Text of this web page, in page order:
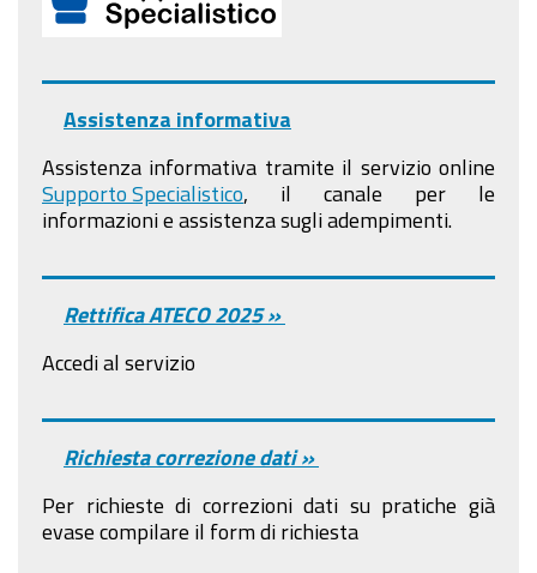
Assistenza informativa
Assistenza informativa tramite il servizio online
Supporto Specialistico , il canale per le
informazioni e assistenza sugli adempimenti.
Rettifica ATECO 2025 »
Accedi al servizio
Richiesta correzione dati »
Per richieste di correzioni dati su pratiche già
evase compilare il form di richiesta